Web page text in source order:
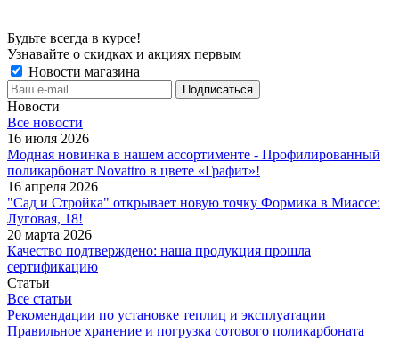
Будьте всегда в курсе!
Узнавайте о скидках и акциях первым
Новости магазина
Новости
Все новости
16 июля 2026
Модная новинка в нашем ассортименте - Профилированный
поликарбонат Novattro в цвете «Графит»!
16 апреля 2026
"Сад и Стройка" открывает новую точку Формика в Миассе:
Луговая, 18!
20 марта 2026
Качество подтверждено: наша продукция прошла
сертификацию
Статьи
Все статьи
Рекомендации по установке теплиц и эксплуатации
Правильное хранение и погрузка сотового поликарбоната